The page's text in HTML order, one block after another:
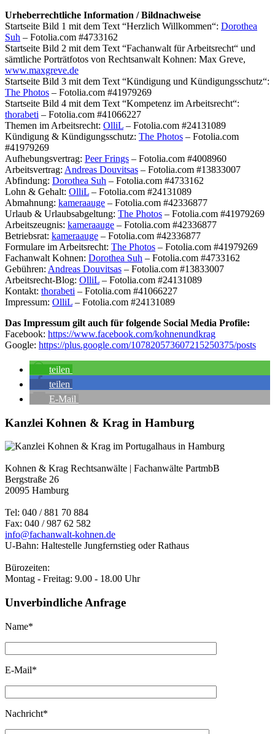
Urheberrechtliche Information / Bildnachweise
Startseite Bild 1 mit dem Text “Herzlich Willkommen“: Dorothea
Suh – Fotolia.com #4733162
Startseite Bild 2 mit dem Text “Fachanwalt für Arbeitsrecht“ und
sämtliche Porträtfotos von Rechtsanwalt Kohnen: Max Greve,
www.maxgreve.de
Startseite Bild 3 mit dem Text “Kündigung und Kündigungsschutz“:
The Photos – Fotolia.com #41979269
Startseite Bild 4 mit dem Text “Kompetenz im Arbeitsrecht“:
thorabeti – Fotolia.com #41066227
Themen im Arbeitsrecht: OlliL – Fotolia.com #24131089
Kündigung & Kündigungsschutz: The Photos – Fotolia.com
#41979269
Aufhebungsvertrag: Peer Frings – Fotolia.com #4008960
Arbeitsvertrag: Andreas Douvitsas – Fotolia.com #13833007
Abfindung: Dorothea Suh – Fotolia.com #4733162
Lohn & Gehalt: OlliL – Fotolia.com #24131089
Abmahnung: kameraauge – Fotolia.com #42336877
Urlaub & Urlaubsabgeltung: The Photos – Fotolia.com #41979269
Arbeitszeugnis: kameraauge – Fotolia.com #42336877
Betriebsrat: kameraauge – Fotolia.com #42336877
Formulare im Arbeitsrecht: The Photos – Fotolia.com #41979269
Fachanwalt Kohnen: Dorothea Suh – Fotolia.com #4733162
Gebühren: Andreas Douvitsas – Fotolia.com #13833007
Arbeitsrecht-Blog: OlliL – Fotolia.com #24131089
Kontakt: thorabeti – Fotolia.com #41066227
Impressum: OlliL – Fotolia.com #24131089
Das Impressum gilt auch für folgende Social Media Profile:
Facebook: https://www.facebook.com/kohnenundkrag
Google: https://plus.google.com/107820573607215250375/posts
teilen
teilen
E-Mail
Kanzlei Kohnen & Krag in Hamburg
Kohnen & Krag Rechtsanwälte | Fachanwälte PartmbB
Bergstraße 26
20095 Hamburg
Tel: 040 / 881 70 884
Fax: 040 / 987 62 582
info@fachanwalt-kohnen.de
U-Bahn: Haltestelle Jungfernstieg oder Rathaus
Bürozeiten:
Montag - Freitag: 9.00 - 18.00 Uhr
Unverbindliche Anfrage
Name*
E-Mail*
Nachricht*